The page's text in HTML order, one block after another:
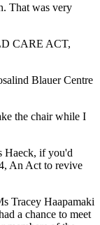
That was very
CARE ACT,
Blauer Centre
the chair while I
Haeck, if you'd
An Act to revive
Tracey Haapamaki
a chance to meet